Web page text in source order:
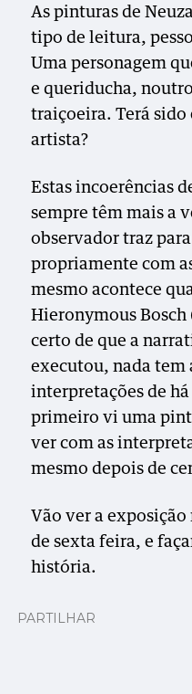
As pinturas de
tipo de leitura,
Uma personagem
e queriducha,
traiçoeira. Terá sido
artista?
Estas incoerências
sempre têm mais a
observador traz
propriamente com
mesmo acontece
Hieronymous Bosch
certo de que a
executou, nada tem
interpretações de
primeiro vi uma
ver com as
mesmo depois de
Vão ver a
de sexta feira, e
história.
PARTILHAR